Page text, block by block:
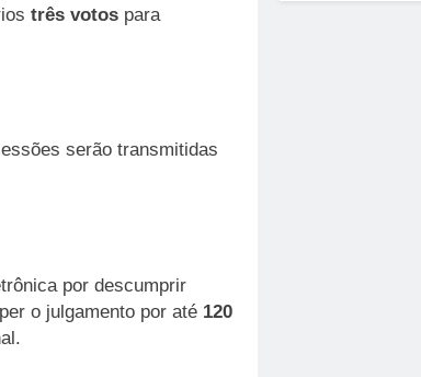
três votos para
serão transmitidas
por descumprir
o julgamento por até 120